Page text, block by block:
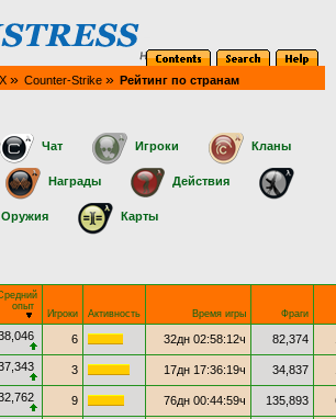
» Counter-Strike » Рейтинг по странам
Чат Игроки Кланы
Награды Действия
Оружия Карты
опыт
Игроки Активность Время игры Фраги
6 32дн 02:58:12ч 82,374
3 17дн 17:36:19ч 34,837
9 76дн 00:44:59ч 135,893